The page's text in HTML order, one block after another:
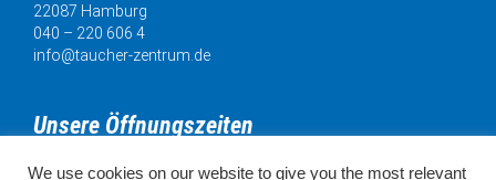
22087 Hamburg
040 – 220 606 4
info@taucher-zentrum.de
Unsere Öffnungszeiten
Mo. 11:00 - 18:00 Uhr
We use cookies on our website to give you the most relevant